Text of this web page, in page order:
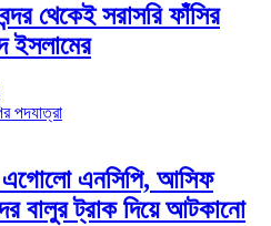
থেকেই সরাসরি ফাঁসির
ইসলামের
এগোলো এনসিপি, আসিফ
বালুর ট্রাক দিয়ে আটকানো